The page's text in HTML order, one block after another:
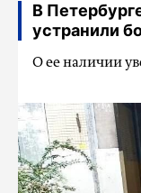
В
устранили
О ее наличии